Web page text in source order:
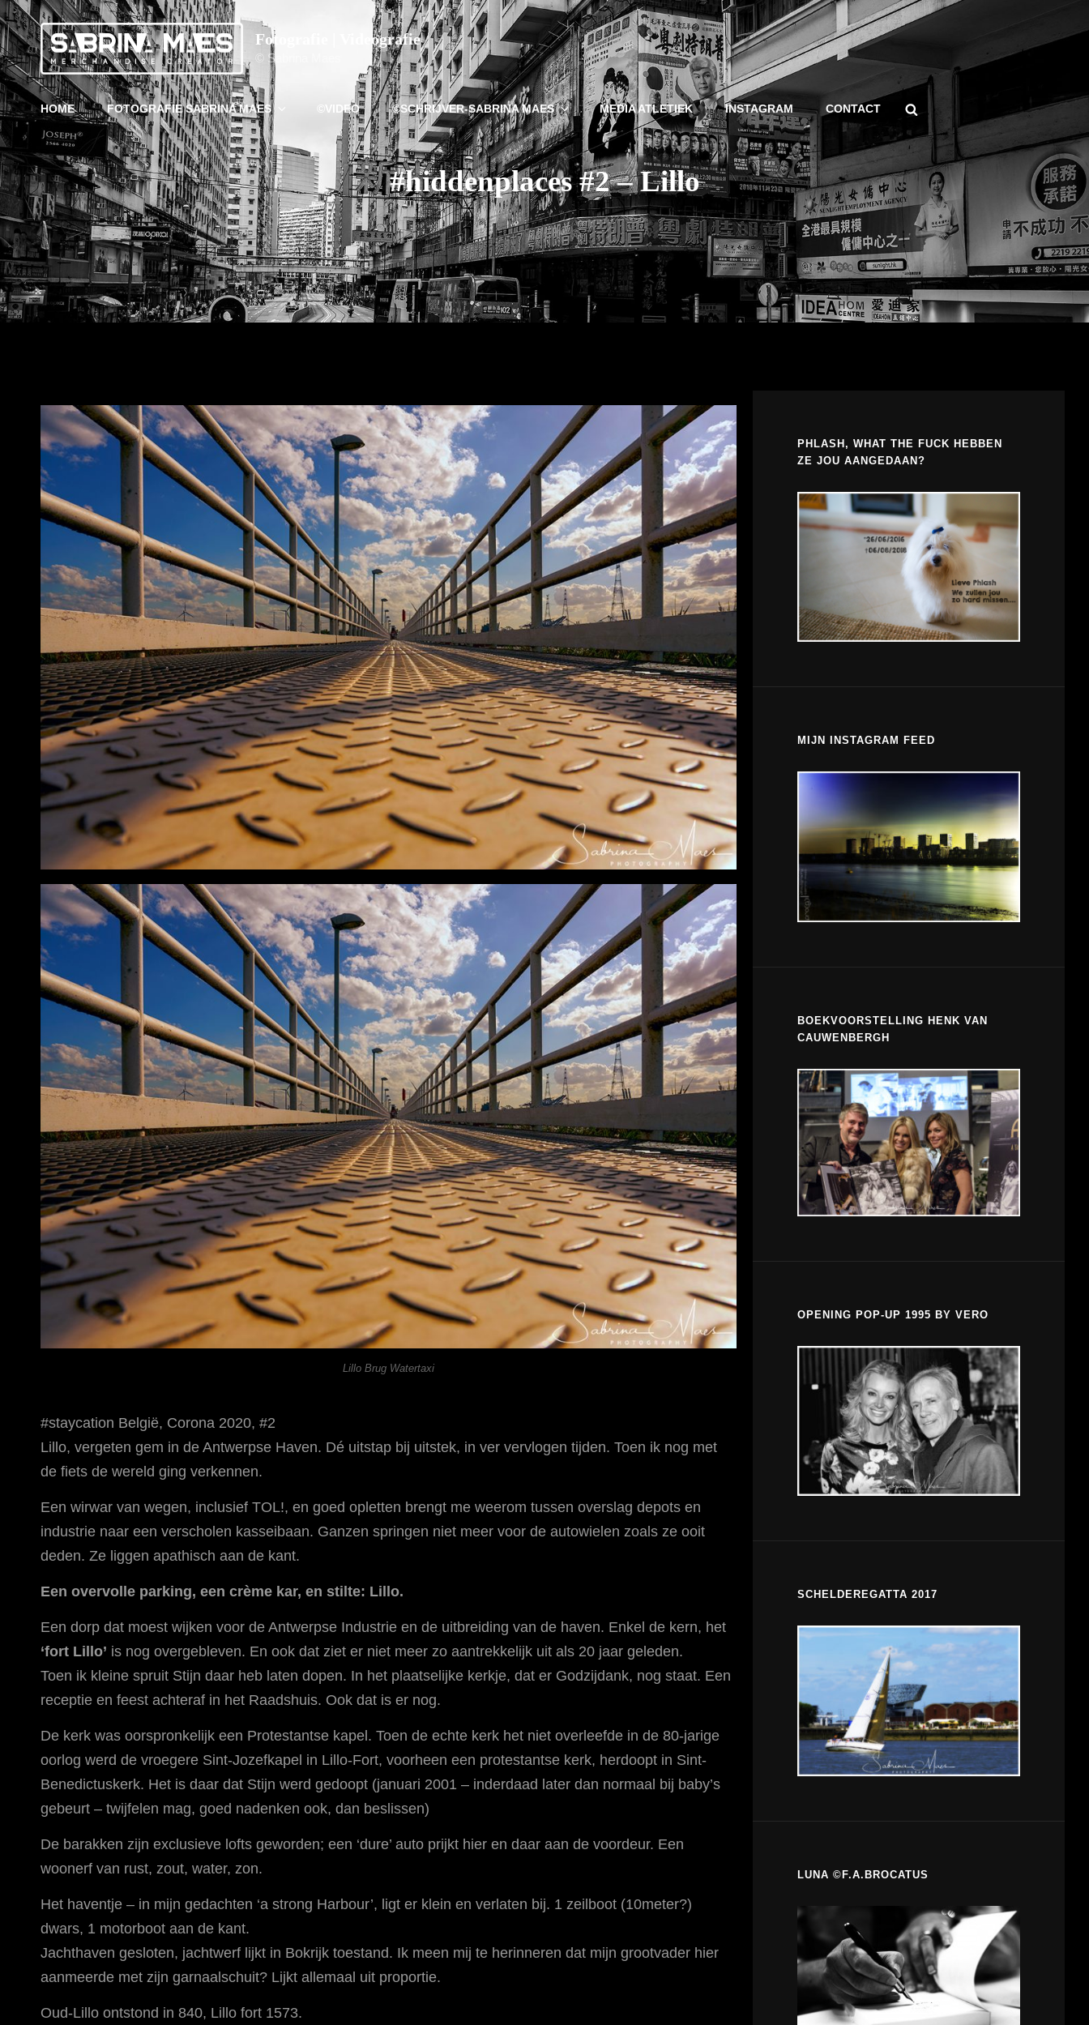
Fotografie | Videografie
© Sabrina Maes
HOME FOTOGRAFIE SABRINA MAES ©VIDEO ©SCHRIJVER-SABRINA MAES MEDIA ATLETIEK INSTAGRAM CONTACT Search
#hiddenplaces #2 – Lillo
Lillo Brug Watertaxi
#staycation België, Corona 2020, #2
Lillo, vergeten gem in de Antwerpse Haven. Dé uitstap bij uitstek, in ver vervlogen tijden. Toen ik nog met
de fiets de wereld ging verkennen.
Een wirwar van wegen, inclusief TOL!, en goed opletten brengt me weerom tussen overslag depots en
industrie naar een verscholen kasseibaan. Ganzen springen niet meer voor de autowielen zoals ze ooit
deden. Ze liggen apathisch aan de kant.
Een overvolle parking, een crème kar, en stilte: Lillo.
Een dorp dat moest wijken voor de Antwerpse Industrie en de uitbreiding van de haven. Enkel de kern, het
‘fort Lillo’ is nog overgebleven. En ook dat ziet er niet meer zo aantrekkelijk uit als 20 jaar geleden.
Toen ik kleine spruit Stijn daar heb laten dopen. In het plaatselijke kerkje, dat er Godzijdank, nog staat. Een
receptie en feest achteraf in het Raadshuis. Ook dat is er nog.
De kerk was oorspronkelijk een Protestantse kapel. Toen de echte kerk het niet overleefde in de 80-jarige
oorlog werd de vroegere Sint-Jozefkapel in Lillo-Fort, voorheen een protestantse kerk, herdoopt in Sint-
Benedictuskerk. Het is daar dat Stijn werd gedoopt (januari 2001 – inderdaad later dan normaal bij baby’s
gebeurt – twijfelen mag, goed nadenken ook, dan beslissen)
De barakken zijn exclusieve lofts geworden; een ‘dure’ auto prijkt hier en daar aan de voordeur. Een
woonerf van rust, zout, water, zon.
Het haventje – in mijn gedachten ‘a strong Harbour’, ligt er klein en verlaten bij. 1 zeilboot (10meter?)
dwars, 1 motorboot aan de kant.
Jachthaven gesloten, jachtwerf lijkt in Bokrijk toestand. Ik meen mij te herinneren dat mijn grootvader hier
aanmeerde met zijn garnaalschuit? Lijkt allemaal uit proportie.
Oud-Lillo ontstond in 840, Lillo fort 1573.
PHLASH, WHAT THE FUCK HEBBEN
ZE JOU AANGEDAAN?
MIJN INSTAGRAM FEED
BOEKVOORSTELLING HENK VAN
CAUWENBERGH
OPENING POP-UP 1995 BY VERO
SCHELDEREGATTA 2017
LUNA ©F.A.BROCATUS